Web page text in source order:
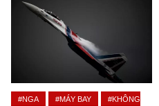
#NGA #MÁY BAY
#KHÔNG